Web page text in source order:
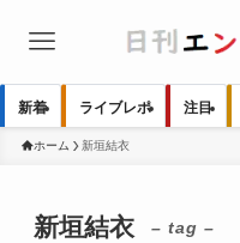
新着 ライブレポ 注目
ホーム 新垣結衣
新垣結衣 – tag –